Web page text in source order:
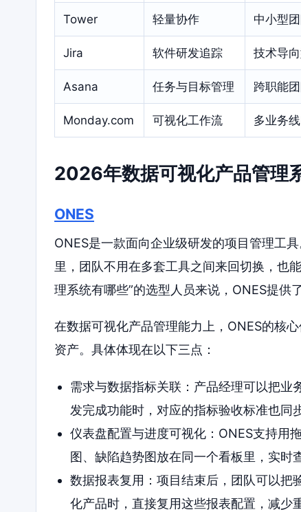
Tower 轻量协作 中小型
Jira 软件研发追踪 技术导
Asana 任务与目标管理 跨职能
Monday.com 可视化工作流 多业务
2026年数据可视化产品管理
ONES
ONES是一款面向企业级研发的项目管理工
里，团队不用在多套工具之间来回切换，也
理系统有哪些”的选型人员来说，ONES提供
在数据可视化产品管理能力上，ONES的核
资产。具体体现在以下三点：
需求与数据指标关联：产品经理可以把业
发完成功能时，对应的指标验收标准也同
仪表盘配置与进度可视化：ONES支持用
图、缺陷趋势图放在同一个看板里，实时
数据报表复用：项目结束后，团队可以把
化产品时，直接复用这些报表配置，减少